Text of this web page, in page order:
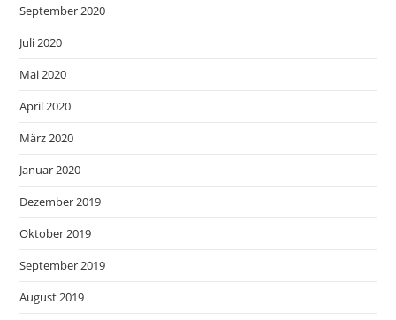
September 2020
Juli 2020
Mai 2020
April 2020
März 2020
Januar 2020
Dezember 2019
Oktober 2019
September 2019
August 2019